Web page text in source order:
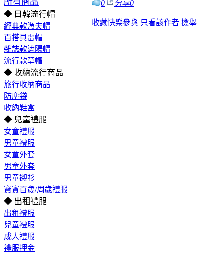
◆ 日韓流行帽
經典款漁夫帽
百搭貝雷帽
雜誌款遮陽帽
流行款草帽
◆ 收納流行商品
旅行收納商品
防塵袋
收納鞋盒
◆ 兒童禮服
女童禮服
男童禮服
女童外套
男童外套
男童襯衫
寶寶百歲/周歲禮服
◆ 出租禮服
出租禮服
兒童禮服
成人禮服
禮服押金
0
分享0
收藏快樂參與 只看該作者 檢舉